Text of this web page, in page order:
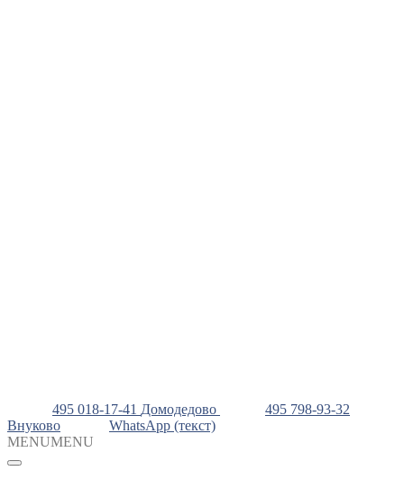
495 018-17-41 Домодедово
495 798-93-32
Внуково
WhatsApp (текст)
MENUMENU